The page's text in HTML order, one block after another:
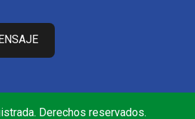
Derechos reservados.